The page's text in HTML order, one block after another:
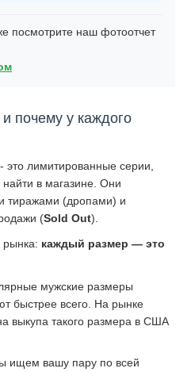
посмотрите наш фотоотчет
почему у каждого
это лимитированные серии,
в магазине. Они
тиражами (дропами) и
(Sold Out).
рынка: каждый размер — это
мужские размеры
быстрее всего. На рынке
выкупа такого размера в США
ищем вашу пару по всей